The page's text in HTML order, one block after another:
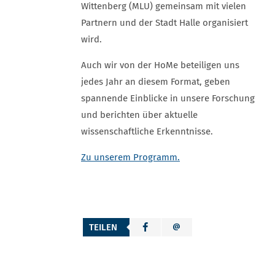
Wittenberg (MLU) gemeinsam mit vielen
Partnern und der Stadt Halle organisiert
wird.
Auch wir von der HoMe beteiligen uns
jedes Jahr an diesem Format, geben
spannende Einblicke in unsere Forschung
und berichten über aktuelle
wissenschaftliche Erkenntnisse.
Zu unserem Programm.
TEILEN